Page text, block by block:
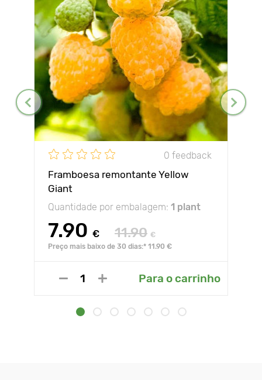
0 feedback
Framboesa remontante Yellow
Giant
Quantidade por embalagem: 1 plant
7.90 € 11.90 €
Preço mais baixo de 30 dias:* 11.90 €
Para o carrinho